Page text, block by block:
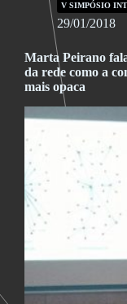
V SIMPÓSIO
29/01/2018
Marta Peirano
da rede como a
mais opaca